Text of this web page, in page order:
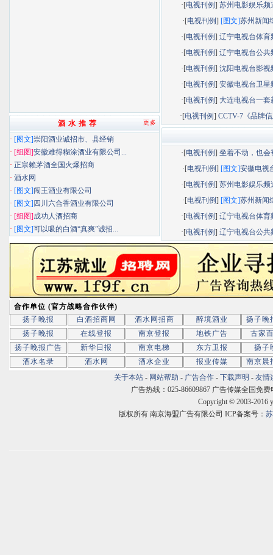
·[电视刊例]苏州电影娱乐频
·[电视刊例] [图文]苏州新闻
·[电视刊例]辽宁电视台体育
·[电视刊例]辽宁电视台公共
·[电视刊例]沈阳电视台影视
·[电视刊例]安徽电视台卫星
·[电视刊例] 大连电视台一套
·[电视刊例] CCTV-7《品牌
·[电视刊例]坐着不动，也会
·[电视刊例] [图文]安徽电视
·[电视刊例]苏州电影娱乐频
·[电视刊例] [图文]苏州新闻
·[电视刊例]辽宁电视台体育
·[电视刊例]辽宁电视台公共
更多
酒 水 推 荐
· [图文]崇阳酒业诚招市、县经销
· [组图]安徽难得糊涂酒业有限公司...
· 正宗赖茅酒全国火爆招商
· 酒水网
· [图文]闯王酒业有限公司
· [图文] 四川六合香酒业有限公司
· [组图]成功人酒招商
· [图文]可以吸的白酒“真爽”诚招...
合作单位 (官方战略合作伙伴)
扬子晚报
白酒招商网 酒水网招商 醉境酒业
扬子晚
扬子晚报
在线登报 南京登报 地铁广告
古家
扬子晚报广告
新华日报 南京电梯 东方卫报
扬子
酒水名录
酒水网 酒水企业 报业传媒
南京晨
关于本站 - 网站帮助 - 广告合作 - 下载声明 - 友情
广告热线：025-86609867 广告传媒全国免费
Copyright © 2003-2016
版权所有 南京海盟广告有限公司 ICP备案号：